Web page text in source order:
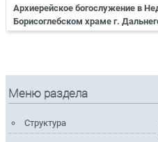
Архиерейское богослужение в
Борисоглебском храме г.
Меню раздела
Структура